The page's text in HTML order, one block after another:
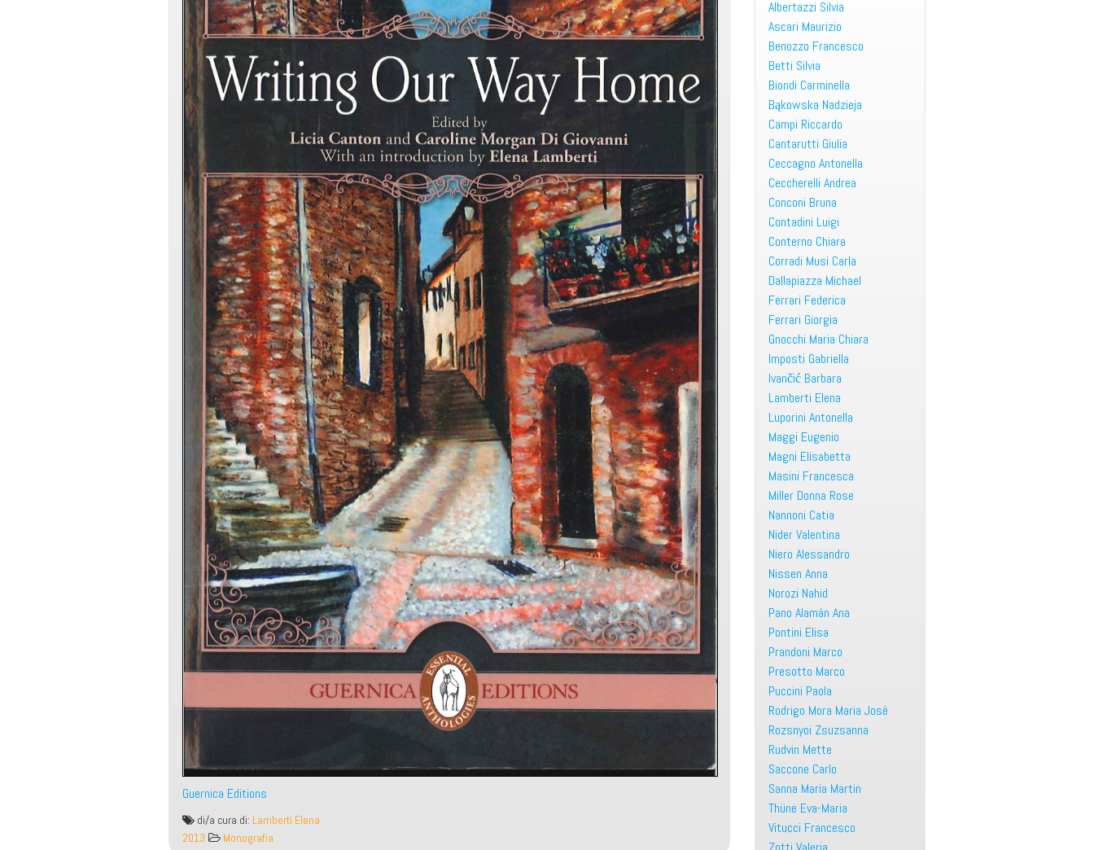
Guernica Editions
Writing
Our
di/a cura di: Lamberti Elena
2013
Monografia
Albertazzi Silvia
Ascari Maurizio
Benozzo Francesco
Betti Silvia
Biondi Carminella
Bąkowska Nadzieja
Campi Riccardo
Cantarutti Giulia
Ceccagno Antonella
Ceccherelli Andrea
Conconi Bruna
Contadini Luigi
Conterno Chiara
Corradi Musi Carla
Dallapiazza Michael
Ferrari Federica
Ferrari Giorgia
Gnocchi Maria Chiara
Imposti Gabriella
Ivančić Barbara
Lamberti Elena
Luporini Antonella
Maggi Eugenio
Magni Elisabetta
Masini Francesca
Miller Donna Rose
Nannoni Catia
Nider Valentina
Niero Alessandro
Nissen Anna
Norozi Nahid
Pano Alamán Ana
Pontini Elisa
Prandoni Marco
Presotto Marco
Puccini Paola
Rodrigo Mora Maria Josè
Rozsnyoi Zsuzsanna
Rudvin Mette
Saccone Carlo
Sanna Maria Martin
Thüne Eva-Maria
Vitucci Francesco